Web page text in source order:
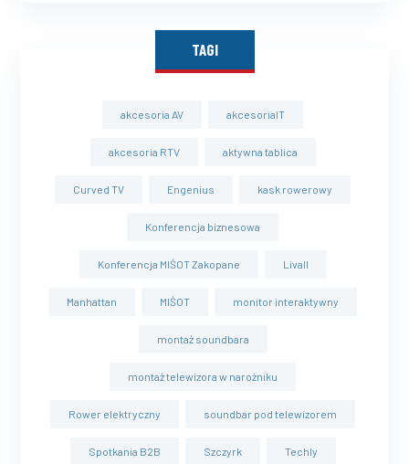
TAGI
akcesoria AV akcesoriaIT
akcesoria RTV aktywna tablica
Curved TV Engenius kask rowerowy
Konferencja biznesowa
Konferencja MIŚOT Zakopane Livall
Manhattan MIŚOT monitor interaktywny
montaż soundbara
montaż telewizora w narożniku
Rower elektryczny soundbar pod telewizorem
Spotkania B2B Szczyrk Techly